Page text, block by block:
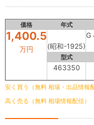
価格 年式
1,400.5
万円 (昭和-1925)
G
型式
463350
安く買う（無料 相場・出品情報
高く売る（無料 相場情報配信）